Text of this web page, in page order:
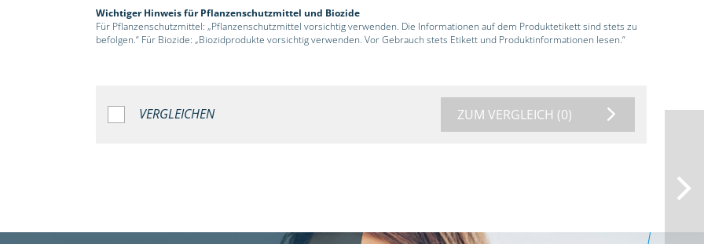
Wichtiger Hinweis für Pflanzenschutzmittel und Biozide
Für Pflanzenschutzmittel: „Pflanzenschutzmittel vorsichtig verwenden. Die Informationen auf dem Produktetikett sind stets zu
befolgen.“ Für Biozide: „Biozidprodukte vorsichtig verwenden. Vor Gebrauch stets Etikett und Produktinformationen lesen.“
VERGLEICHEN ZUM VERGLEICH (0)